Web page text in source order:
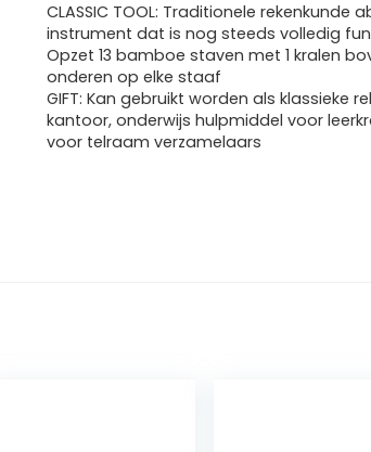
CLASSIC TOOL: Traditionele rekenkunde
instrument dat is nog steeds volledig
Opzet 13 bamboe staven met 1 kralen
onderen op elke staaf
GIFT: Kan gebruikt worden als klassieke
kantoor, onderwijs hulpmiddel voor
voor telraam verzamelaars